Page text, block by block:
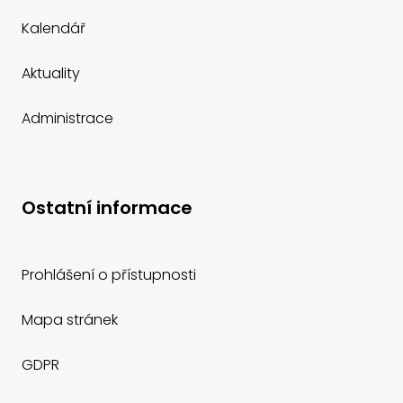
Kalendář
Aktuality
Administrace
Ostatní informace
Prohlášení o přístupnosti
Mapa stránek
GDPR